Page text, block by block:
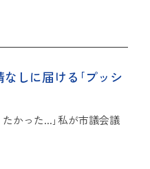
しに届ける｢プッシ
かった...｣私が市議会議